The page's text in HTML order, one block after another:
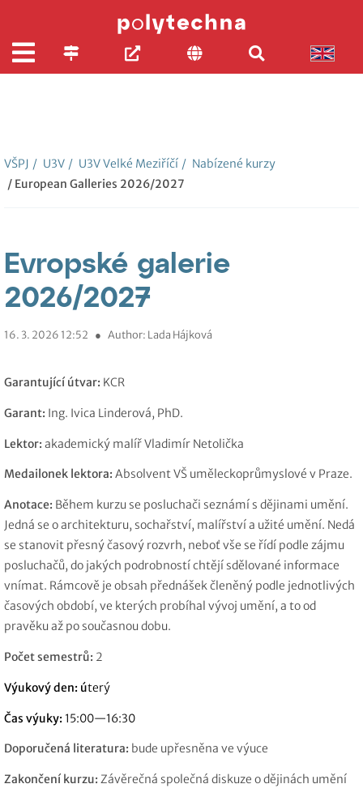
VŠPJ / U3V / U3V Velké Meziříčí / Nabízené kurzy
/ European Galleries 2026/2027
Evropské galerie
2026/2027
16. 3. 2026 12:52 ● Author: Lada Hájková
Garantující útvar: KCR
Garant: Ing. Ivica Linderová, PhD.
Lektor: akademický malíř Vladimír Netolička
Medailonek lektora: Absolvent VŠ uměleckoprůmyslové v Praze.
Anotace: Během kurzu se posluchači seznámí s dějinami umění.
Jedná se o architekturu, sochařství, malířství a užité umění. Nedá
se stanovit přesný časový rozvrh, neboť vše se řídí podle zájmu
posluchačů, do jakých podrobností chtějí sdělované informace
vnímat. Rámcově je obsah přednášek členěný podle jednotlivých
časových období, ve kterých probíhal vývoj umění, a to od
pravěku až po současnou dobu.
Počet semestrů: 2
Výukový den: úterý
Čas výuky: 15:00—16:30
Doporučená literatura: bude upřesněna ve výuce
Zakončení kurzu: Závěrečná společná diskuze o dějinách umění